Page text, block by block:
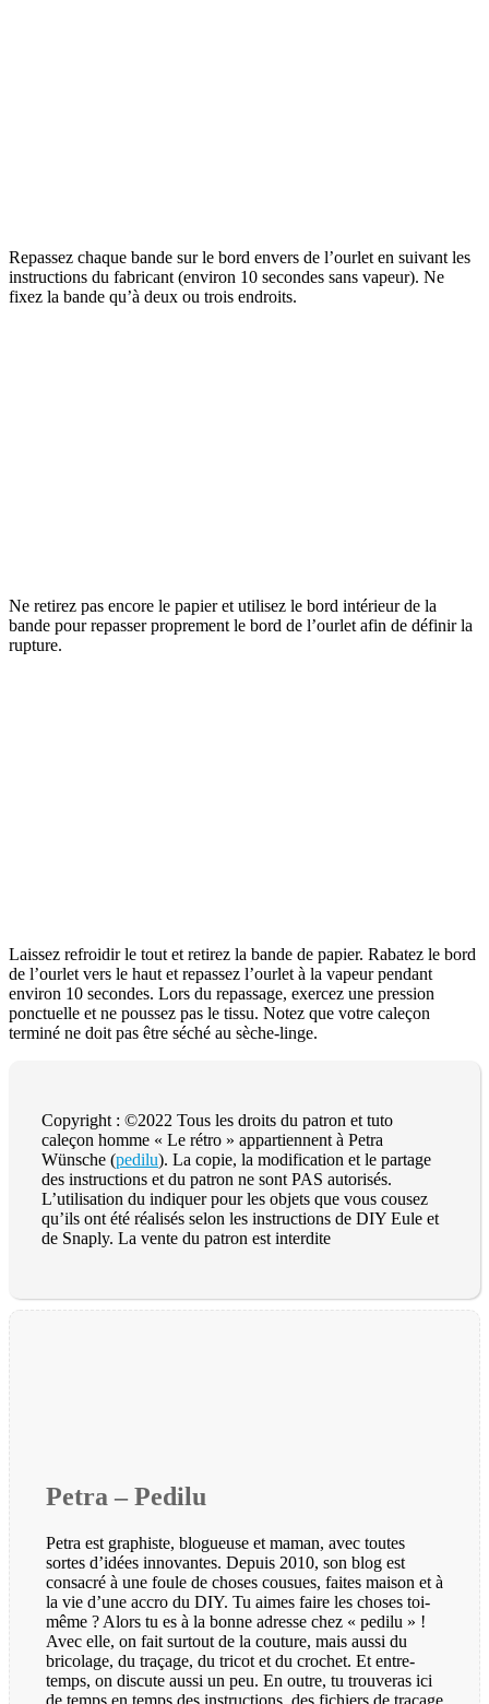
Repassez chaque bande sur le bord envers de l’ourlet en suivant les
instructions du fabricant (environ 10 secondes sans vapeur). Ne
fixez la bande qu’à deux ou trois endroits.
Ne retirez pas encore le papier et utilisez le bord intérieur de la
bande pour repasser proprement le bord de l’ourlet afin de définir la
rupture.
Laissez refroidir le tout et retirez la bande de papier. Rabatez le bord
de l’ourlet vers le haut et repassez l’ourlet à la vapeur pendant
environ 10 secondes. Lors du repassage, exercez une pression
ponctuelle et ne poussez pas le tissu. Notez que votre caleçon
terminé ne doit pas être séché au sèche-linge.
Copyright : ©2022 Tous les droits du patron et tuto
caleçon homme « Le rétro » appartiennent à Petra
Wünsche (pedilu). La copie, la modification et le partage
des instructions et du patron ne sont PAS autorisés.
L’utilisation du indiquer pour les objets que vous cousez
qu’ils ont été réalisés selon les instructions de DIY Eule et
de Snaply. La vente du patron est interdite
Petra – Pedilu
Petra est graphiste, blogueuse et maman, avec toutes
sortes d’idées innovantes. Depuis 2010, son blog est
consacré à une foule de choses cousues, faites maison et à
la vie d’une accro du DIY. Tu aimes faire les choses toi-
même ? Alors tu es à la bonne adresse chez « pedilu » !
Avec elle, on fait surtout de la couture, mais aussi du
bricolage, du traçage, du tricot et du crochet. Et entre-
temps, on discute aussi un peu. En outre, tu trouveras ici
de temps en temps des instructions, des fichiers de traçage